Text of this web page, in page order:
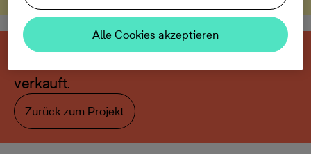
verkauft.
Zurück zum Projekt
Alle Cookies akzeptieren